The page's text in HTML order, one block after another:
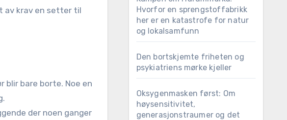
av krav en setter til
bare borte. Noe en
der noen ganger
Hvorfor en sprengstoffabrikk
her er en katastrofe for natur
og lokalsamfunn
Den bortskjemte friheten og
psykiatriens mørke kjeller
Oksygenmasken først: Om
høysensitivitet,
generasjonstraumer og det